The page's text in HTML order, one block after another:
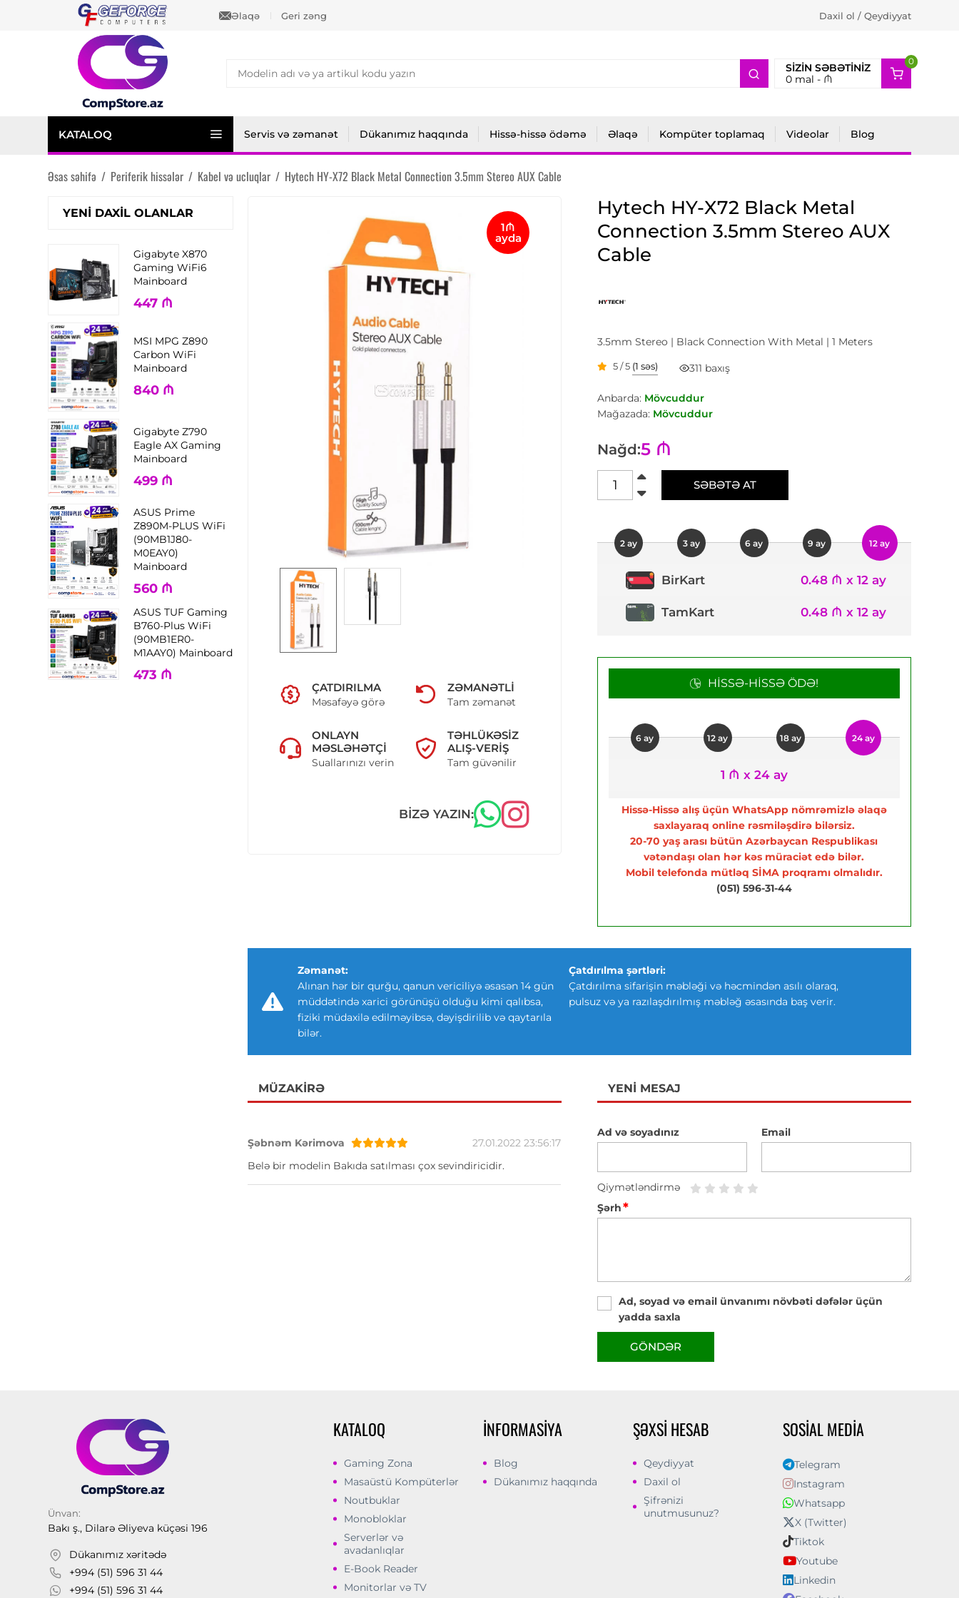
Əlaqə Geri zəng Daxil ol / Qeydiyyat
SIZIN SƏBƏTINIZ
0mal - ₼
0
2
KATALOQ Servis və zəmanət Dükanımız haqqında Hissə-hissə ödəmə Əlaqə Kompüter toplamaq Videolar Blog
Əsas səhifə / Periferik hissələr / Kabel və ucluqlar / Hytech HY-X72 Black Metal Connection 3.5mm Stereo AUX Cable
YENI DAXIL OLANLAR
Gigabyte X870
Gaming WiFi6
Mainboard
447 ₼
MSI MPG Z890
Carbon WiFi
Mainboard
840 ₼
Gigabyte Z790
Eagle AX Gaming
Mainboard
499 ₼
ASUS Prime
Z890M-PLUS WiFi
(90MB1J80-
M0EAY0)
Mainboard
560 ₼
ASUS TUF Gaming
B760-Plus WiFi
(90MB1ER0-
M1AAY0) Mainboard
473 ₼
1₼
ayda
ÇATDIRILMA
Məsafəyə görə
ZƏMANƏTLI
Tam zəmanət
ONLAYN
MƏSLƏHƏTÇI
Suallarınızı verin
TƏHLÜKƏSIZ
ALIŞ-VERIŞ
Tam güvənilir
BIZƏ YAZIN:
Hytech HY-X72 Black Metal
Connection 3.5mm Stereo AUX
Cable
3.5mm Stereo | Black Connection With Metal | 1 Meters
5 / 5 (1 səs) 311 baxış
Anbarda: Mövcuddur
Mağazada: Mövcuddur
Nağd:5 ₼
SƏBƏTƏ AT
2 ay 3 ay 6 ay 9 ay 12 ay
BirKart 0.48 ₼ x 12 ay
TamKart 0.48 ₼ x 12 ay
HISSƏ-HISSƏ ÖDƏ!
6 ay 12 ay 18 ay 24 ay
1 ₼ x 24 ay
Hissə-Hissə alış üçün WhatsApp nömrəmizlə əlaqə
saxlayaraq online rəsmiləşdirə bilərsiz.
20-70 yaş arası bütün Azərbaycan Respublikası
vətəndaşı olan hər kəs müraciət edə bilər.
Mobil telefonda mütləq SİMA proqramı olmalıdır.
(051) 596-31-44
Zəmanət:
Alınan hər bir qurğu, qanun vericiliyə əsasən 14 gün
müddətində xarici görünüşü olduğu kimi qalıbsa,
fiziki müdaxilə edilməyibsə, dəyişdirilib və qaytarıla
bilər.
Çatdırılma şərtləri:
Çatdırılma sifarişin məbləği və həcmindən asılı olaraq,
pulsuz və ya razılaşdırılmış məbləğ əsasında baş verir.
MÜZAKIRƏ
Şəbnəm Kərimova
27.01.2022 23:56:17
Belə bir modelin Bakıda satılması çox sevindiricidir.
YENI MESAJ
Ad və soyadınız Email
Qiymətləndirmə
Şərh*
Ad, soyad və email ünvanımı növbəti dəfələr üçün
yadda saxla
GÖNDƏR
Ünvan:
Bakı ş., Dilarə Əliyeva küçəsi 196
Dükanımız xəritədə
+994 (51) 596 31 44
+994 (51) 596 31 44
KATALOQ
Gaming Zona
Masaüstü Kompüterlər
Noutbuklar
Monobloklar
Serverlər və
avadanlıqlar
E-Book Reader
Monitorlar və TV
İNFORMASIYA
Blog
Dükanımız haqqında
ŞƏXSI HESAB
Qeydiyyat
Daxil ol
Şifrənizi
unutmusunuz?
SOSIAL MEDIA
Telegram
Instagram
Whatsapp
X (Twitter)
Tiktok
Youtube
Linkedin